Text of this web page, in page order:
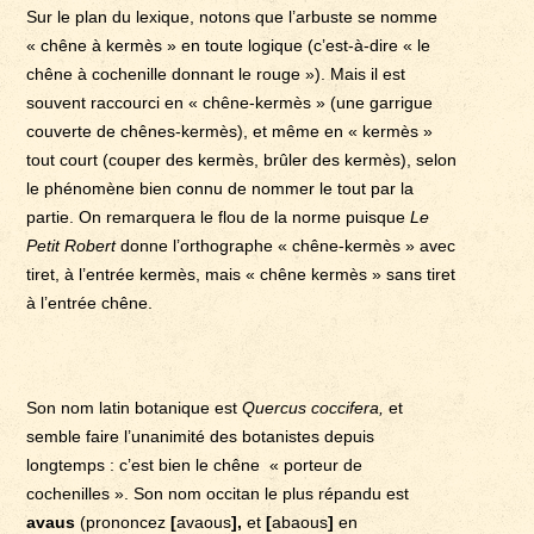
Sur le plan du lexique, notons que l’arbuste se nomme
« chêne à kermès » en toute logique (c’est-à-dire « le
chêne à cochenille donnant le rouge »). Mais il est
souvent raccourci en « chêne-kermès » (une garrigue
couverte de chênes-kermès), et même en « kermès »
tout court (couper des kermès, brûler des kermès), selon
le phénomène bien connu de nommer le tout par la
partie. On remarquera le flou de la norme puisqueLe
Petit Robertdonne l’orthographe « chêne-kermès » avec
tiret, à l’entrée kermès, mais « chêne kermès » sans tiret
à l’entrée chêne.
Son nom latin botanique estQuercus coccifera, et
semble faire l’unanimité des botanistes depuis
longtemps : c’est bien le chêne « porteur de
cochenilles ». Son nom occitan le plus répandu est
avaus(prononcez [avaous],et[abaous]en